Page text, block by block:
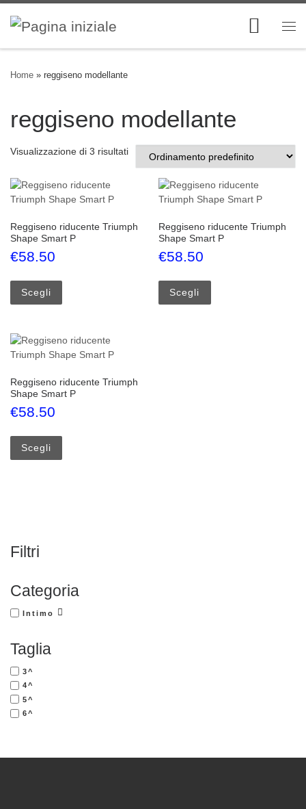
Skip to content
Home » reggiseno modellante
reggiseno modellante
Visualizzazione di 3 risultati
Reggiseno riducente Triumph
Shape Smart P
€58.50
Scegli
Reggiseno riducente Triumph
Shape Smart P
€58.50
Scegli
Reggiseno riducente Triumph
Shape Smart P
€58.50
Scegli
Filtri
Categoria
Intimo
Taglia
3^
4^
5^
6^